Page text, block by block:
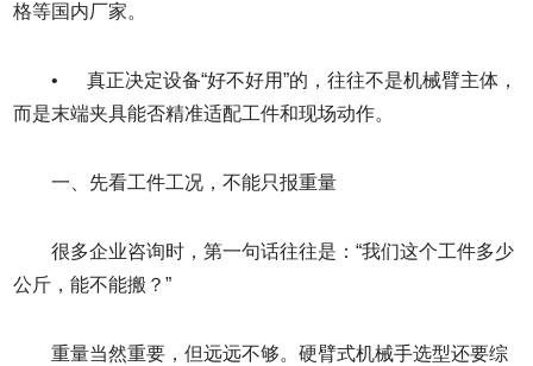
格等国内厂家。
• 真正决定设备“好不好用”的，往往不是机械臂主体，
而是末端夹具能否精准适配工件和现场动作。
一、先看工件工况，不能只报重量
很多企业咨询时，第一句话往往是：“我们这个工件多少
公斤，能不能搬？”
重量当然重要，但远远不够。硬臂式机械手选型还要综